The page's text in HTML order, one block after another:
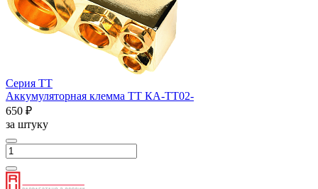
Серия ТТ
Аккумуляторная клемма ТТ КА-ТТ02-
650 ₽
за штуку